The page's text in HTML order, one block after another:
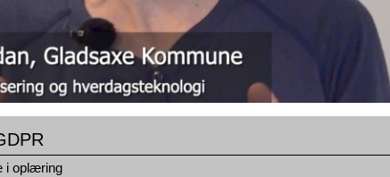
i oplæring